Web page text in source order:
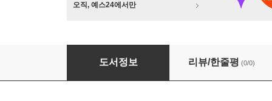
오직, 예스24에서만
예닮퍼즐-大(88조각)-1.에덴동산
도서정보 리뷰/한줄평 (0/0)